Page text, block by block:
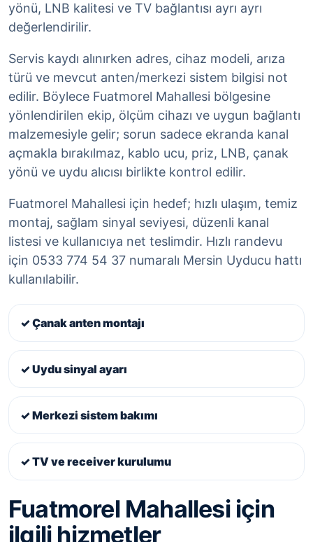
yönü, LNB kalitesi ve TV bağlantısı ayrı ayrı
değerlendirilir.
Servis kaydı alınırken adres, cihaz modeli, arıza
türü ve mevcut anten/merkezi sistem bilgisi not
edilir. Böylece Fuatmorel Mahallesi bölgesine
yönlendirilen ekip, ölçüm cihazı ve uygun bağlantı
malzemesiyle gelir; sorun sadece ekranda kanal
açmakla bırakılmaz, kablo ucu, priz, LNB, çanak
yönü ve uydu alıcısı birlikte kontrol edilir.
Fuatmorel Mahallesi için hedef; hızlı ulaşım, temiz
montaj, sağlam sinyal seviyesi, düzenli kanal
listesi ve kullanıcıya net teslimdir. Hızlı randevu
için 0533 774 54 37 numaralı Mersin Uyducu hattı
kullanılabilir.
✓ Çanak anten montajı
✓ Uydu sinyal ayarı
✓ Merkezi sistem bakımı
✓ TV ve receiver kurulumu
Fuatmorel Mahallesi için
ilgili hizmetler